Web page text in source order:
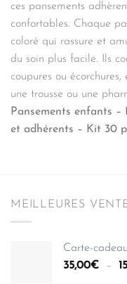
ces pansements
confortables. Chaque
coloré qui rassure et
du soin plus facile. Ils
coupures ou
une trousse ou une
Pansements enfants
et adhérents – Kit 30
MEILLEURES
Carte-cadeau
35,00€ –